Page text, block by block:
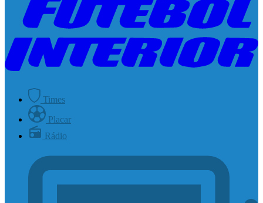
Times
Placar
Rádio